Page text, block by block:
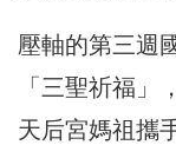
壓軸的第三週
「三聖祈福
天后宮媽祖攜